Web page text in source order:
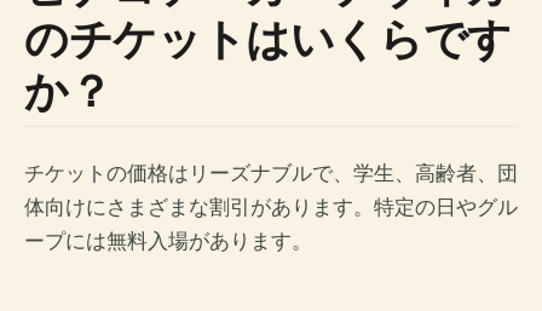
のチケットはいくらです
か？
チケットの価格はリーズナブルで、学生、高齢者、団
体向けにさまざまな割引があります。特定の日やグル
ープには無料入場があります。